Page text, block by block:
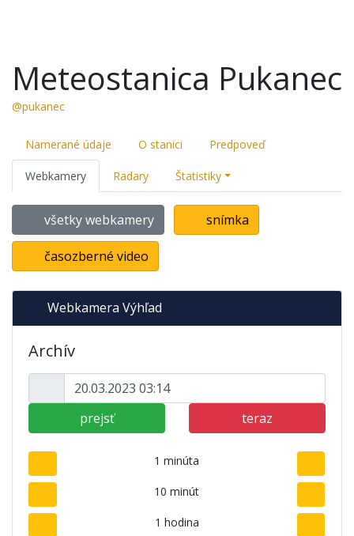
Meteostanica Pukanec
@pukanec
Namerané údaje O stanici Predpoveď
Webkamery Radary Štatistiky
všetky webkamery snímka
časozberné video
Webkamera Výhľad
Archív
prejsť teraz
1 minúta
10 minút
1 hodina